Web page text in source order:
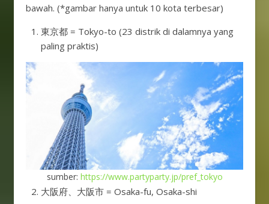
bawah. (*gambar hanya untuk 10 kota terbesar)
東京都 = Tokyo-to (23 distrik di dalamnya yang
paling praktis)
sumber: https://www.partyparty.jp/pref_tokyo
大阪府、大阪市 = Osaka-fu, Osaka-shi